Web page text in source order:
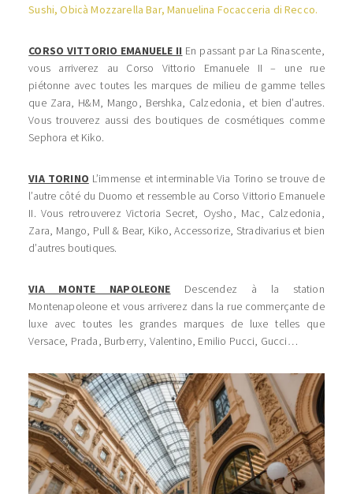
Sushi,Obicà Mozzarella Bar,Manuelina Focacceria di Recco.
CORSO VITTORIO EMANUELE II En passant par La Rinascente,
vous arriverez au Corso Vittorio Emanuele II – une rue
piétonne avec toutes les marques de milieu de gamme telles
que Zara, H&M, Mango, Bershka, Calzedonia, et bien d’autres.
Vous trouverez aussi des boutiques de cosmétiques comme
Sephora et Kiko.
VIA TORINO L’immense et interminable Via Torino se trouve de
l’autre côté du Duomo et ressemble au Corso Vittorio Emanuele
II. Vous retrouverez Victoria Secret, Oysho, Mac, Calzedonia,
Zara, Mango, Pull & Bear, Kiko, Accessorize, Stradivarius et bien
d’autres boutiques.
VIA MONTE NAPOLEONE
Descendez à la station
Montenapoleone et vous arriverez dans la rue commerçante de
luxe avec toutes les grandes marques de luxe telles que
Versace, Prada, Burberry, Valentino, Emilio Pucci, Gucci…